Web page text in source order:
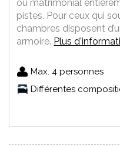
ou matrimonial
pistes. Pour ceux qui
chambres disposent
armoire. Plus
Max. 4 personnes
Différentes